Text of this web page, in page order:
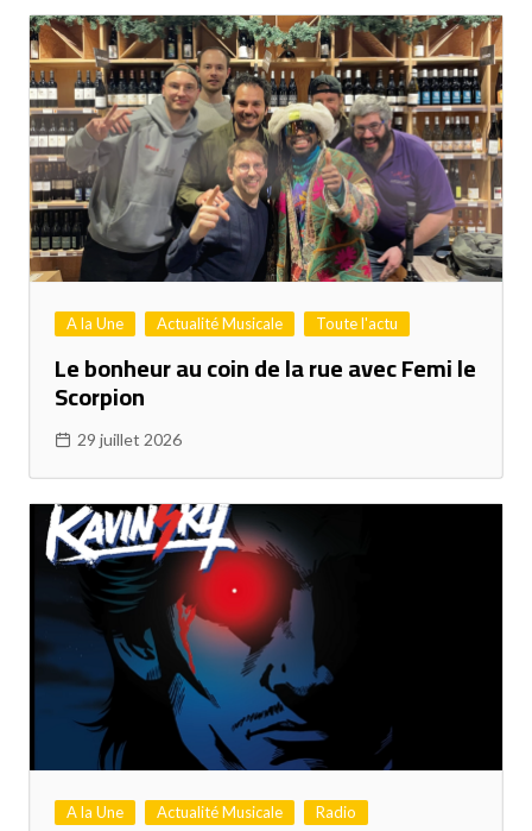
A la Une Actualité Musicale Toute l'actu
Le bonheur au coin de la rue avec Femi le
Scorpion
29 juillet 2026
A la Une Actualité Musicale Radio